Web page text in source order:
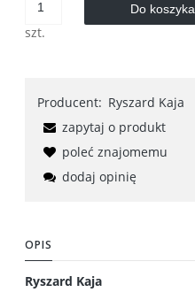
szt.
Do koszyka
Producent: Ryszard Kaja
zapytaj o produkt
poleć znajomemu
dodaj opinię
OPIS
Ryszard Kaja